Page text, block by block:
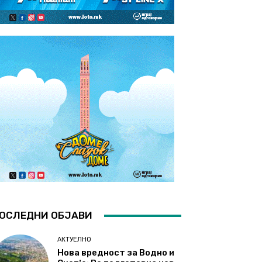
ОБЈАВИ
АКТУЕЛНО
Нова вредност за Водно и